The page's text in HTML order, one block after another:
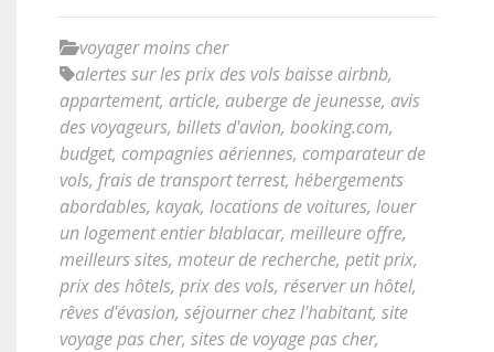
voyager moins cher
alertes sur les prix des vols baisse airbnb,
appartement, article, auberge de jeunesse, avis
des voyageurs, billets d'avion, booking.com,
budget, compagnies aériennes, comparateur de
vols, frais de transport terrest, hébergements
abordables, kayak, locations de voitures, louer
un logement entier blablacar, meilleure offre,
meilleurs sites, moteur de recherche, petit prix,
prix des hôtels, prix des vols, réserver un hôtel,
rêves d'évasion, séjourner chez l'habitant, site
voyage pas cher, sites de voyage pas cher,